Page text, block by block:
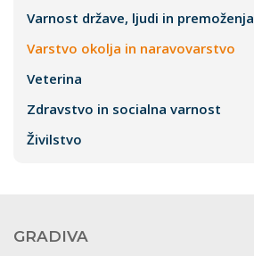
Varnost države, ljudi in premoženja
Varstvo okolja in naravovarstvo
Veterina
Zdravstvo in socialna varnost
Živilstvo
GRADIVA